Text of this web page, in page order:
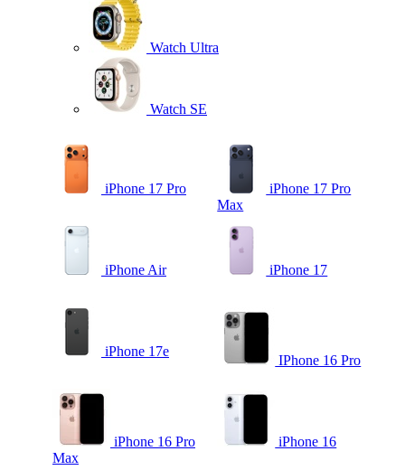
Watch Ultra
Watch SE
iPhone 17 Pro
iPhone 17 Pro
Max
iPhone Air iPhone 17
iPhone 17e
IPhone 16 Pro
iPhone 16 Pro
Max
iPhone 16